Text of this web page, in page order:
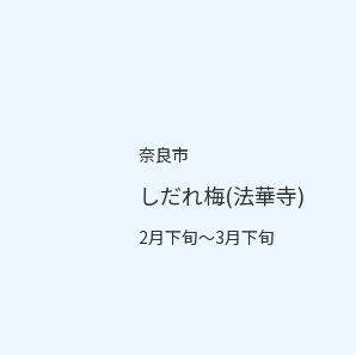
奈良市
しだれ梅(法華寺)
2月下旬～3月下旬